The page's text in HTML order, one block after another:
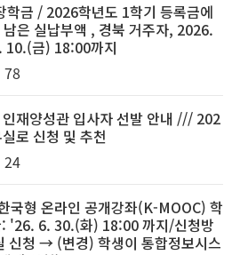
금 / 2026학년도 1학기 등록금에
은 실납부액 , 경북 거주자, 2026.
금) 18:00까지
78
재양성관 입사자 선발 안내 /// 202
로 신청 및 추천
24
국형 온라인 공개강좌(K-MOOC) 학
: '26. 6. 30.(화) 18:00 까지/신청방
신청 → (변경) 학생이 통합정보시스